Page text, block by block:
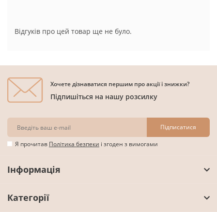
Відгуків про цей товар ще не було.
Хочете дізнаватися першим про акції і знижки?
Підпишіться на нашу розсилку
Підписатися
Я прочитав Політика безпеки і згоден з вимогами
Інформація
Категорії